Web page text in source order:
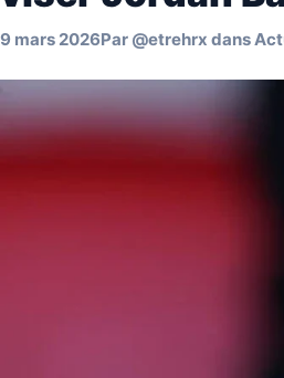
9 mars 2026Par @etrehrx dans